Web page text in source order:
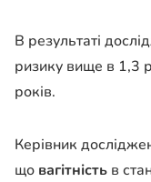
В результаті
ризику вище в 1,3
років.
Керівник
що вагітність в